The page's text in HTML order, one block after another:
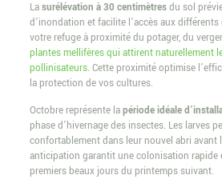
Lasurélévation à 30 centimètresdu sol
d’inondation et facilite l’accès aux
votre refuge à proximité du potager, du
plantes mellifères qui attirent naturellement
pollinisateurs. Cette proximité optimise
la protection de vos cultures.
Octobre représente lapériode idéale
phase d’hivernage des insectes. Les larves
confortablement dans leur nouvel abri avant
anticipation garantit une colonisation rapide
premiers beaux jours du printemps suivant.